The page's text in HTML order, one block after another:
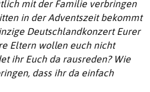
mit der Familie verbringen
in der Adventszeit bekommt
Deutschlandkonzert Eurer
Eltern wollen euch nicht
ihr Euch da rausreden? Wie
dass ihr da einfach